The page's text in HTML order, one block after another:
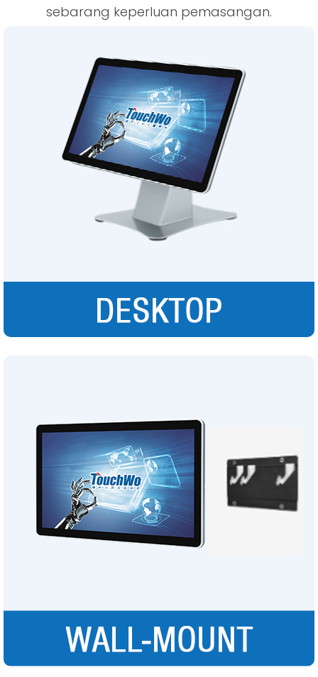
sebarang keperluan pemasangan.